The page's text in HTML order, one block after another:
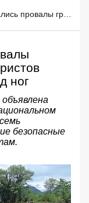
В Таиланде начались провалы грунта: в популярном у туристов месте земля уходит из-под ног
ног
безопасные